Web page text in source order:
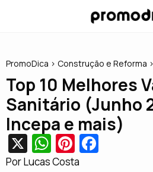
PromoDica > Construção e Reforma
Top 10 Melhores
Sanitário (Junho
Incepa e mais)
X W
h
Pi
nt
Por Lucas Costa